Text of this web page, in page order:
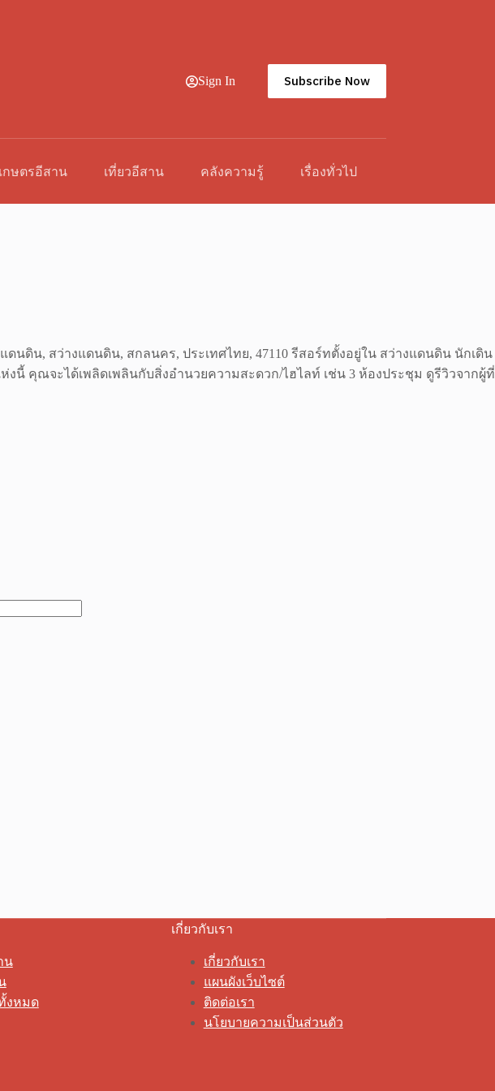
Sign In Subscribe Now
เกษตรอีสาน เที่ยวอีสาน คลังความรู้ เรื่องทั่วไป
ดนดิน, สว่างแดนดิน, สกลนคร, ประเทศไทย, 47110 รีสอร์ทตั้งอยู่ใน สว่างแดนดิน นักเดิน
งนี้ คุณจะได้เพลิดเพลินกับสิ่งอำนวยความสะดวก/ไฮไลท์ เช่น 3 ห้องประชุม ดูรีวิวจากผู้ที่
น
งหมด
เกี่ยวกับเรา
เกี่ยวกับเรา
แผนผังเว็บไซต์
ติดต่อเรา
นโยบายความเป็นส่วนตัว